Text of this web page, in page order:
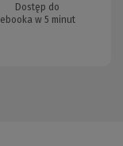
Dostęp do
ebooka w 5 minut